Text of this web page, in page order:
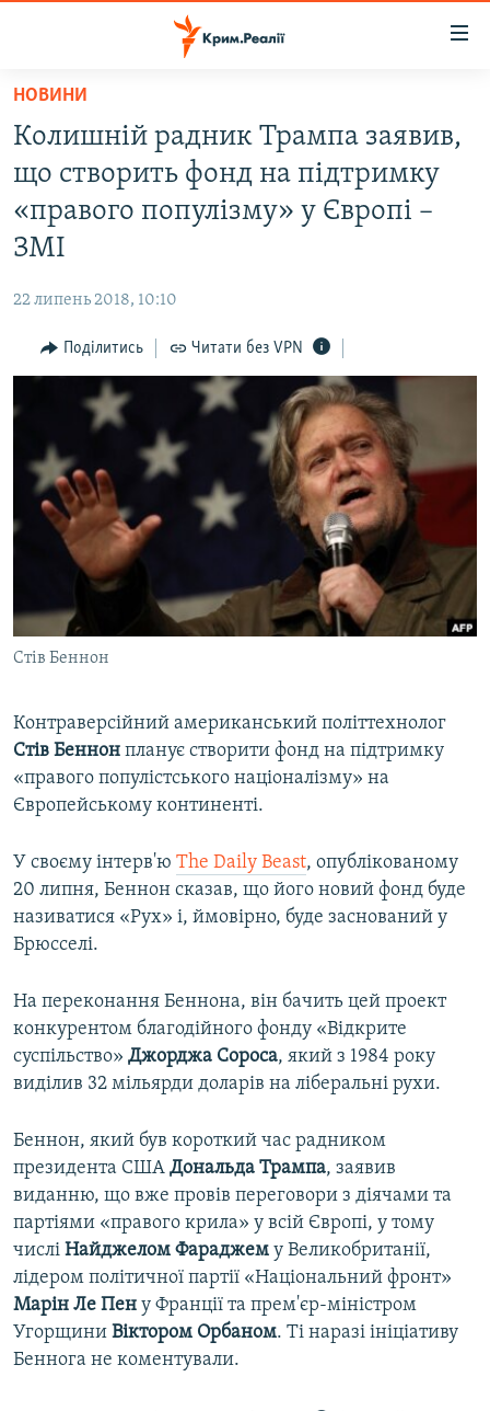
Перейти
основного
матеріалу
до
основної
Перейти
пошуку
ВІДЕО ТА ФОТО
ПОЛІТИКА
ІНТЕРВ'Ю
ВСЕ ЗА ДЕНЬ
СПЕЦПРОЕКТИ
ДЕПОРТАЦІЯ
ВІДЕОУРОКИ «ELIFBE»
СВІДЧЕННЯ ОКУПАЦІЇ
УКРАЇНСЬКА ПРОБЛЕМА КРИМУ
ІНФОГРАФІКА
ЯК ОБІЙТИ БЛОКУВАННЯ
Русский
Qırımtatar
ДОЛУЧАЙСЯ!
Усі сайти RFE/RL
НОВИНИ
Колишній радник Трампа заявив,
що створить фонд на підтримку
«правого популізму» у Європі –
ЗМІ
22 липень 2018, 10:10
Поділитись Читати без VPN
Стів Беннон
Контраверсійний американський політтехнолог
Стів Беннон планує створити фонд на підтримку
«правого популістського націоналізму» на
Європейському континенті.
У своєму інтерв'ю The Daily Beast, опублікованому
20 липня, Беннон сказав, що його новий фонд буде
називатися «Рух» і, ймовірно, буде заснований у
Брюсселі.
На переконання Беннона, він бачить цей проект
конкурентом благодійного фонду «Відкрите
суспільство» Джорджа Сороса, який з 1984 року
виділив 32 мільярди доларів на ліберальні рухи.
Беннон, який був короткий час радником
президента США Дональда Трампа, заявив
виданню, що вже провів переговори з діячами та
партіями «правого крила» у всій Європі, у тому
числі Найджелом Фараджем у Великобританії,
лідером політичної партії «Національний фронт»
Марін Ле Пен у Франції та прем'єр-міністром
Угорщини Віктором Орбаном. Ті наразі ініціативу
Беннога не коментували.